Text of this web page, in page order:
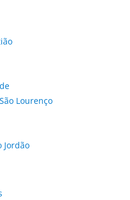
Lourenço
Jordão